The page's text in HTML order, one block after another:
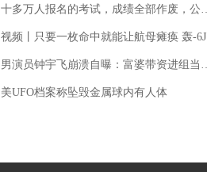
十多万人报名的考试，成绩全部作废，公平么？
视频丨只要一枚命中就能让航母瘫痪 轰-6J实力有多强？
男演员钟宇飞崩溃自曝：富婆带资进组当女主角，50多集短剧强加60余场吻戏......不敢得罪只能强忍
美UFO档案称坠毁金属球内有人体